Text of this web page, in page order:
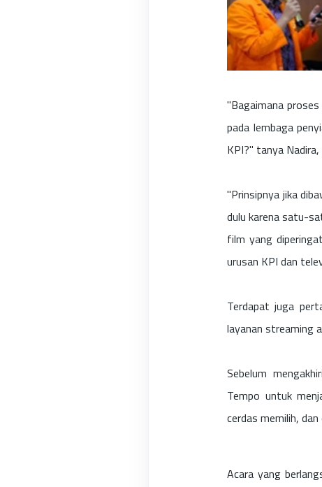
"Bagaimana
pada lembaga
KPI?" tanya
"Prinsipnya jika
dulu karena satu-
film yang
urusan KPI dan
Terdapat juga
layanan streaming
Sebelum
Tempo untuk
cerdas memilih,
Acara yang